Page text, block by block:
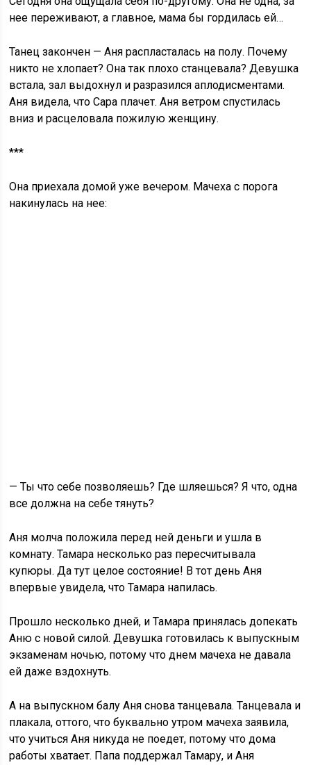
нее переживают, а главное, мама бы гордилась ей…
Танец закончен — Аня распласталась на полу. Почему
никто не хлопает? Она так плохо станцевала? Девушка
встала, зал выдохнул и разразился аплодисментами.
Аня видела, что Сара плачет. Аня ветром спустилась
вниз и расцеловала пожилую женщину.
***
Она приехала домой уже вечером. Мачеха с порога
накинулась на нее:
— Ты что себе позволяешь? Где шляешься? Я что, одна
все должна на себе тянуть?
Аня молча положила перед ней деньги и ушла в
комнату. Тамара несколько раз пересчитывала
купюры. Да тут целое состояние! В тот день Аня
впервые увидела, что Тамара напилась.
Прошло несколько дней, и Тамара принялась допекать
Аню с новой силой. Девушка готовилась к выпускным
экзаменам ночью, потому что днем мачеха не давала
ей даже вздохнуть.
А на выпускном балу Аня снова танцевала. Танцевала и
плакала, оттого, что буквально утром мачеха заявила,
что учиться Аня никуда не поедет, потому что дома
работы хватает. Папа поддержал Тамару, и Аня